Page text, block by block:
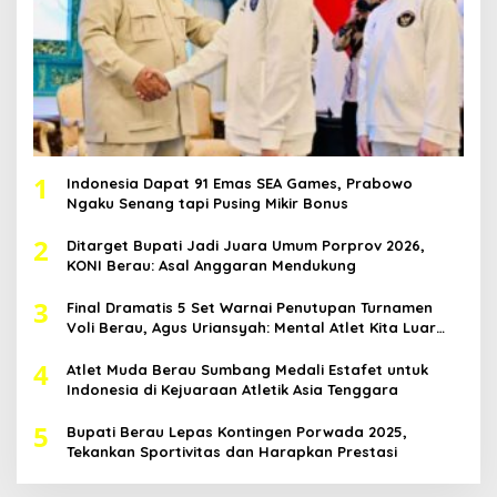
1
Indonesia Dapat 91 Emas SEA Games, Prabowo
Ngaku Senang tapi Pusing Mikir Bonus
2
Ditarget Bupati Jadi Juara Umum Porprov 2026,
KONI Berau: Asal Anggaran Mendukung
3
Final Dramatis 5 Set Warnai Penutupan Turnamen
Voli Berau, Agus Uriansyah: Mental Atlet Kita Luar
4
Atlet Muda Berau Sumbang Medali Estafet untuk
Indonesia di Kejuaraan Atletik Asia Tenggara
5
Bupati Berau Lepas Kontingen Porwada 2025,
Tekankan Sportivitas dan Harapkan Prestasi